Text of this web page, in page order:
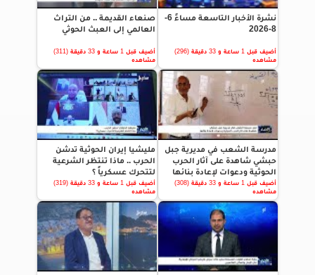
نشرة الأخبار التاسعة مساءً 6-
8-2026
أضيف قبل 1 ساعة و 33 دقيقة (296)
مشاهده
صنعاء القديمة .. من التراث
العالمي إلى العبث الحوثي
أضيف قبل 1 ساعة و 33 دقيقة (311)
مشاهده
مدرسة الشعب في مديرية جبل
حبشي شاهدة على آثار الحرب
الحوثية ودعوات لإعادة بنائها
أضيف قبل 1 ساعة و 33 دقيقة (308)
مشاهده
مليشيا إيران الحوثية تدشن
الحرب .. ماذا تنتظر الشرعية
لتتحرك عسكرياً ؟
أضيف قبل 1 ساعة و 33 دقيقة (319)
مشاهده